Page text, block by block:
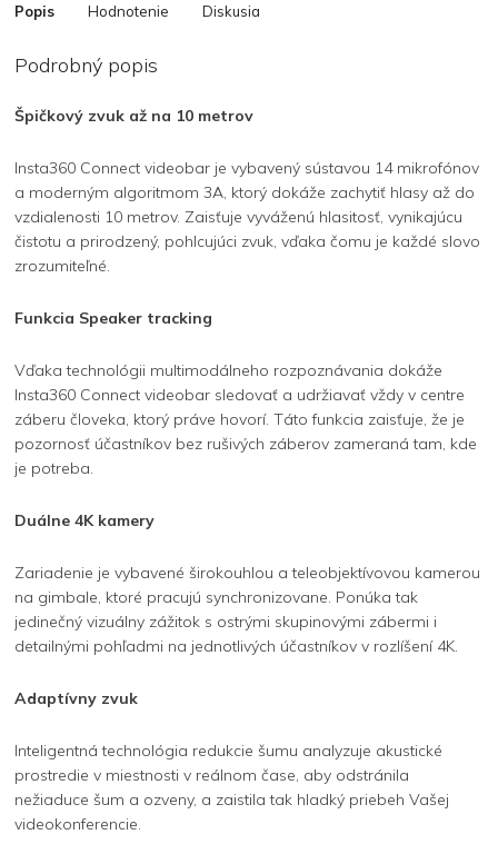
Popis Hodnotenie Diskusia
Podrobný popis
Špičkový zvuk až na 10 metrov
Insta360 Connect videobar je vybavený sústavou 14 mikrofónov
a moderným algoritmom 3A, ktorý dokáže zachytiť hlasy až do
vzdialenosti 10 metrov. Zaisťuje vyváženú hlasitosť, vynikajúcu
čistotu a prirodzený, pohlcujúci zvuk, vďaka čomu je každé slovo
zrozumiteľné.
Funkcia Speaker tracking
Vďaka technológii multimodálneho rozpoznávania dokáže
Insta360 Connect videobar sledovať a udržiavať vždy v centre
záberu človeka, ktorý práve hovorí. Táto funkcia zaisťuje, že je
pozornosť účastníkov bez rušivých záberov zameraná tam, kde
je potreba.
Duálne 4K kamery
Zariadenie je vybavené širokouhlou a teleobjektívovou kamerou
na gimbale, ktoré pracujú synchronizovane. Ponúka tak
jedinečný vizuálny zážitok s ostrými skupinovými zábermi i
detailnými pohľadmi na jednotlivých účastníkov v rozlíšení 4K.
Adaptívny zvuk
Inteligentná technológia redukcie šumu analyzuje akustické
prostredie v miestnosti v reálnom čase, aby odstránila
nežiaduce šum a ozveny, a zaistila tak hladký priebeh Vašej
videokonferencie.